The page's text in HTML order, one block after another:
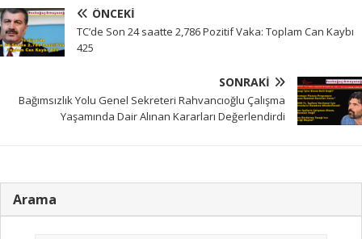
ÖNCEKI
TC’de Son 24 saatte 2,786 Pozitif Vaka: Toplam Can Kaybı
425
SONRAKI
Bağımsızlık Yolu Genel Sekreteri Rahvancıoğlu Çalışma
Yaşamında Dair Alınan Kararları Değerlendirdi
Arama